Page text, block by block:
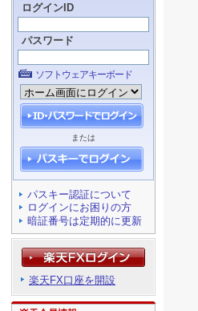
ログインID
パスワード
ソフトウェアキーボード
または
パスキー認証について
ログインにお困りの方
暗証番号は定期的に更新
楽天FX口座を開設